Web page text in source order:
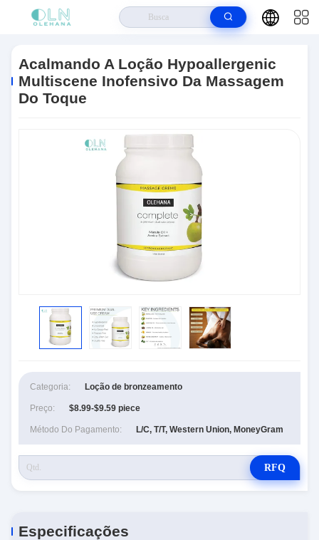
Hypoallergenic Multiscene Inofensivo Da Massagem Do Toque
Acalmando A Loção Hypoallergenic
Multiscene Inofensivo Da Massagem
Do Toque
Categoria: Loção de bronzeamento
Preço: $8.99-$9.59 piece
Método Do Pagamento: L/C, T/T, Western Union, MoneyGram
RFQ
Especificações